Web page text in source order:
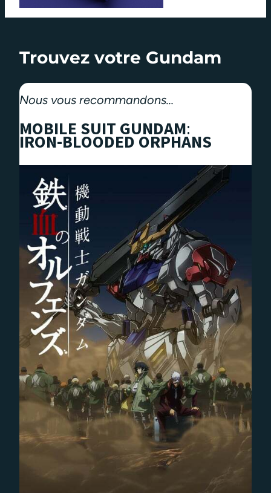
Trouvez votre Gundam
Nous vous recommandons…
MOBILE SUIT GUNDAM:
IRON-BLOODED ORPHANS